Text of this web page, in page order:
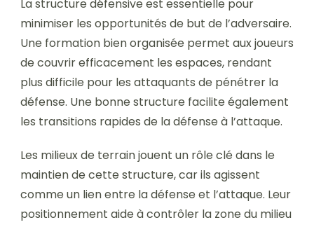
La structure défensive est essentielle pour
minimiser les opportunités de but de l’adversaire.
Une formation bien organisée permet aux joueurs
de couvrir efficacement les espaces, rendant
plus difficile pour les attaquants de pénétrer la
défense. Une bonne structure facilite également
les transitions rapides de la défense à l’attaque.
Les milieux de terrain jouent un rôle clé dans le
maintien de cette structure, car ils agissent
comme un lien entre la défense et l’attaque. Leur
positionnement aide à contrôler la zone du milieu